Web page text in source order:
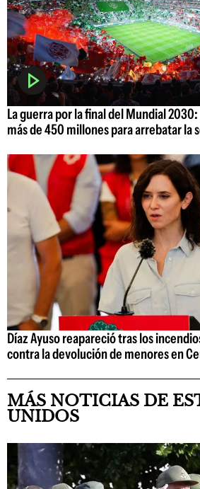
La guerra por la final del Mundial
más de 450 millones para arrebatar la
Díaz Ayuso reapareció tras los
contra la devolución de menores en
MÁS NOTICIAS DE
UNIDOS